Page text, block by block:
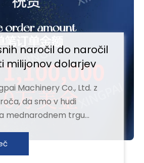
naročil do naročil
milijonov dolarjev
Machinery Co., Ltd. z
da smo v hudi
mednarodnem trgu
ameriških dolarjev od
z odlično